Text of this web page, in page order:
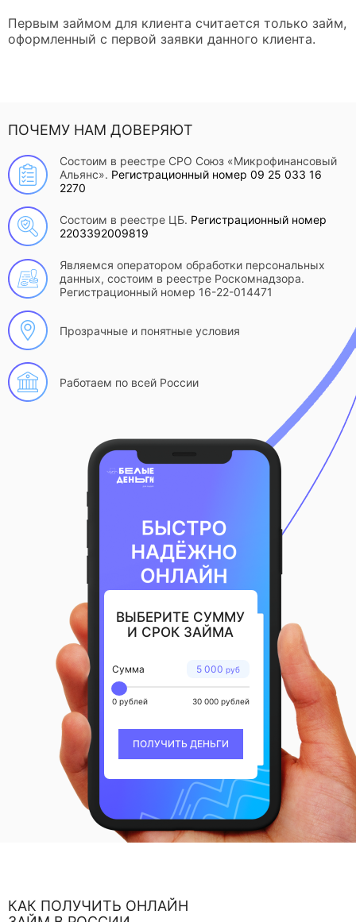
Первым займом для клиента считается только займ,
оформленный с первой заявки данного клиента.
ПОЧЕМУ НАМ ДОВЕРЯЮТ
Состоим в реестре СРО Союз «Микрофинансовый
Альянс». Регистрационный номер 09 25 033 16
2270
Состоим в реестре ЦБ. Регистрационный номер
2203392009819
Являемся оператором обработки персональных
данных, состоим в реестре Роскомнадзора.
Регистрационный номер 16-22-014471
Прозрачные и понятные условия
Работаем по всей России
ВЫБЕРИТЕ СУММУ
И СРОК ЗАЙМА
5 000 руб
Сумма
0 рублей 30 000 рублей
ПОЛУЧИТЬ ДЕНЬГИ
КАК ПОЛУЧИТЬ ОНЛАЙН